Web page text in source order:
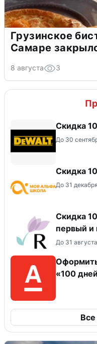
Грузинское
Самаре
8 августа 3
Скидка
До 30
Скидка
До 31
Скидка
первый и
До 31
«100